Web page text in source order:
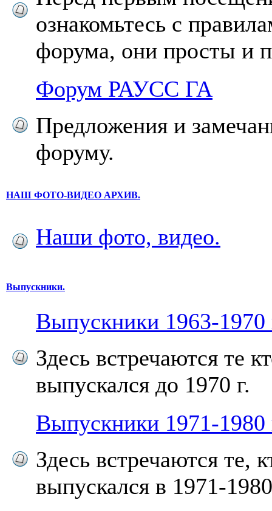
ознакомьтесь с
форума, они просты и
Форум РАУСС ГА
Предложения и
форуму.
НАШ ФОТО-ВИДЕО АРХИВ.
Наши фото, видео.
Выпускники.
Выпускники 1963-1970
Здесь встречаются те
выпускался до 1970 г.
Выпускники 1971-1980
Здесь встречаются те,
выпускался в 1971-